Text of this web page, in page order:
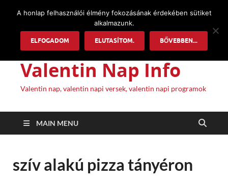
Valentin Nap Info
Valentin nap, valentin napi versek, valentin napi programok
MAIN MENU
szív alakú pizza tányéron
A honlap felhasználói élmény fokozásának érdekében sütiket
alkalmazunk.
ELFOGADOM ELUTASÍTOM. BŐVEBBEN...